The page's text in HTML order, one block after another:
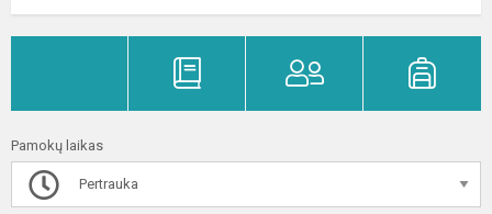
Pamokų laikas
Pertrauka